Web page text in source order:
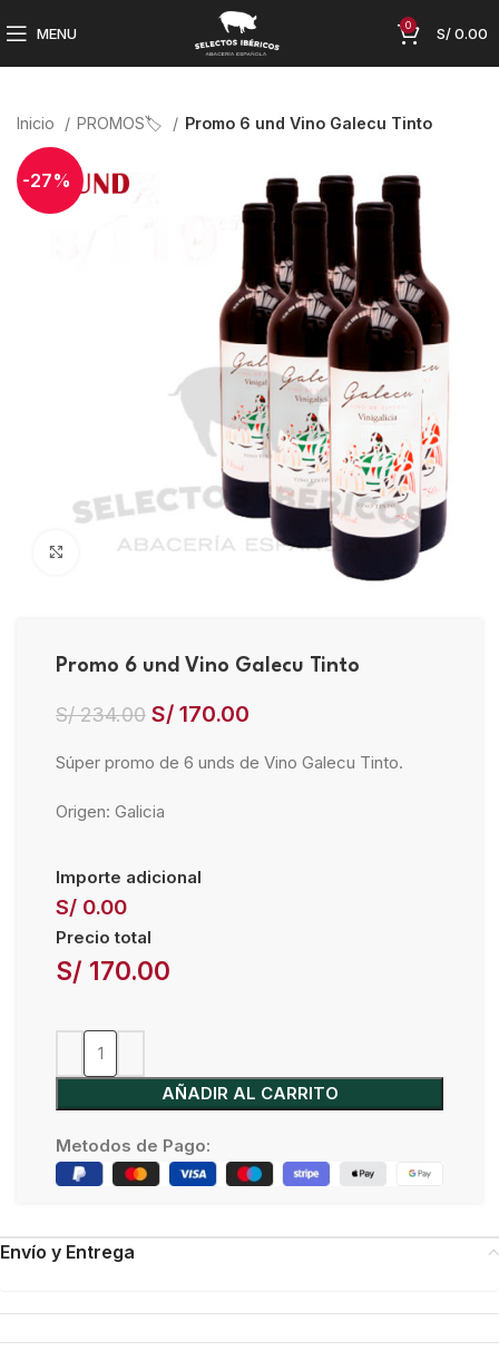
MENU 0 S/0.00
Inicio PROMOS🏷️ Promo 6 und Vino Galecu Tinto
-27%
Click to enlarge
Promo 6 und Vino Galecu Tinto
S/234.00 S/ 170.00
Súper promo de 6 unds de Vino Galecu Tinto.
Origen: Galicia
Importe adicional
S/ 0.00
Precio total
S/ 170.00
AÑADIR AL CARRITO
Metodos de Pago:
Envío y Entrega